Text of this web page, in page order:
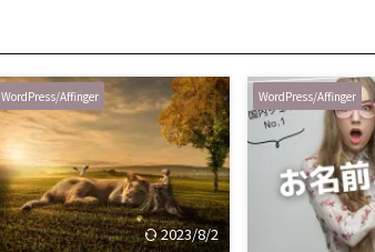
WordPress/Affinger
2023/8/2
WordPress/Affinger